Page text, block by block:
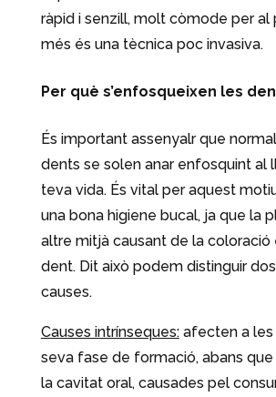
ràpid i senzill, molt còmode per al
més és una tècnica poc invasiva.
Per què s’enfosqueixen les
És important assenyalr que
dents se solen anar enfosquint al
teva vida. És vital per aquest
una bona higiene bucal, ja que la
altre mitjà causant de la coloració
dent. Dit això podem distinguir
causes.
Causes intrínseques:afecten a les
seva fase de formació, abans que
la cavitat oral, causades pel